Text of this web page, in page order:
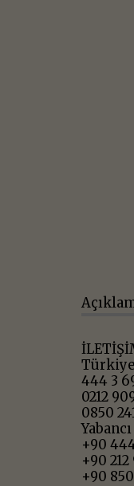
444 3
0212
0850
+90
+90
+90 850